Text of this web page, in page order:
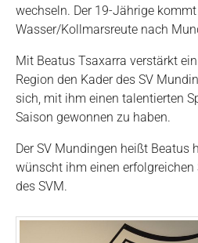
wechseln. Der 19-Jährige kommt
Wasser/Kollmarsreute nach
Mit Beatus Tsaxarra verstärkt
Region den Kader des SV
sich, mit ihm einen talentierten
Saison gewonnen zu haben.
Der SV Mundingen heißt Beatus
wünscht ihm einen
des SVM.